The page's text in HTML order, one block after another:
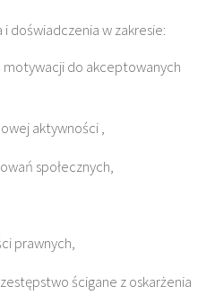
doświadczenia w zakresie:
motywacji do akceptowanych
aktywności ,
społecznych,
prawnych,
ścigane z oskarżenia